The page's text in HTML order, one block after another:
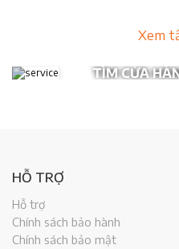
Xem
TÌM CỬA
HỖ TRỢ
Hỗ trợ
Chính sách bảo hành
Chính sách bảo mật